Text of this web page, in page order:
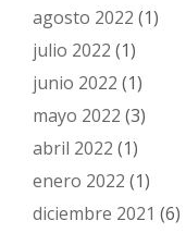
agosto 2022 (1)
julio 2022 (1)
junio 2022 (1)
mayo 2022 (3)
abril 2022 (1)
enero 2022 (1)
diciembre 2021 (6)